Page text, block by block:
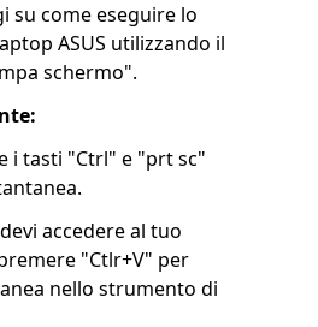
su come eseguire lo
ASUS utilizzando il
schermo".
i tasti "Ctrl" e "prt sc"
accedere al tuo
"Ctlr+V" per
nello strumento di